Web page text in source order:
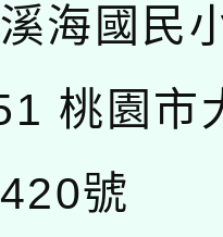
海國民
桃園市
號